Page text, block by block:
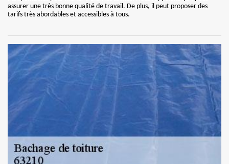
assurer une très bonne qualité de travail. De plus, il peut proposer des
tarifs très abordables et accessibles à tous.